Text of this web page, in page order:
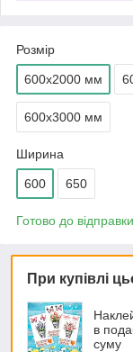
Розмір
600х2000 мм
600х3000 мм
Ширина
600 650
Готово до відправки
При купівлі
в
суму